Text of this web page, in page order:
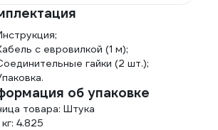
с евровилкой (1 м);
гайки (2 шт.);
об упаковке
товара: Штука
4.825